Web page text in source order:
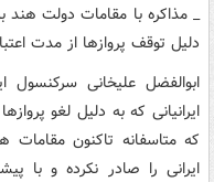
_ مذاکره با مقامات دولت هند
دلیل توقف پروازها از مدت
ابوالفضل علیخانی سرکنسول
ایرانیانی که به دلیل لغو
که متاسفانه تاکنون مقامات
ایرانی را صادر نکرده‌ و با